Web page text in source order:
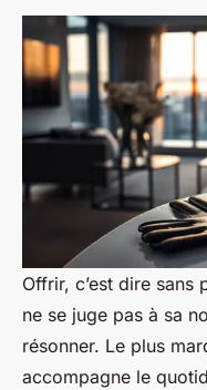
Offrir, c’est dire sans
ne se juge pas à sa
résonner. Le plus
accompagne le